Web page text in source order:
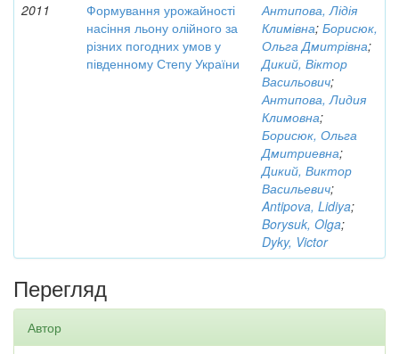
2011
Формування урожайності
насіння льону олійного за
різних погодних умов у
південному Степу України
Антипова, Лідія
Климівна; Борисюк,
Ольга Дмитрівна;
Дикий, Віктор
Васильович;
Антипова, Лидия
Климовна;
Борисюк, Ольга
Дмитриевна;
Дикий, Виктор
Васильевич;
Antipova, Lidiya;
Borysuk, Olga;
Dyky, Victor
Перегляд
Автор